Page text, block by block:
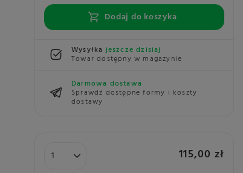
Dodaj do koszyka
Wysyłkajeszcze dzisiaj
Towar dostępny w magazynie
Darmowa dostawa
Sprawdź dostępne formy i koszty
dostawy
115,00 zł